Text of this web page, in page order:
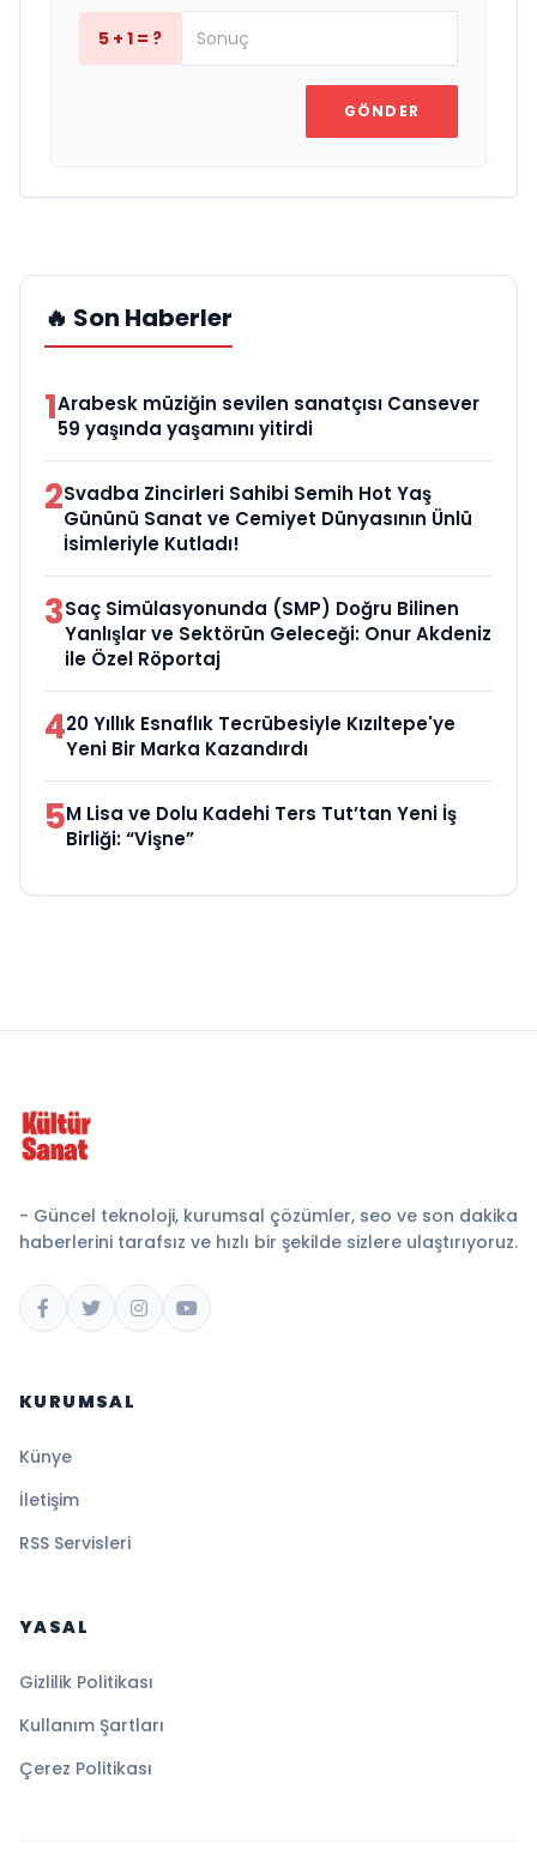
5 + 1 = ?
GÖNDER
🔥 Son Haberler
1Arabesk müziğin sevilen sanatçısı Cansever
59 yaşında yaşamını yitirdi
2Svadba Zincirleri Sahibi Semih Hot Yaş
Gününü Sanat ve Cemiyet Dünyasının Ünlü
İsimleriyle Kutladı!
3Saç Simülasyonunda (SMP) Doğru Bilinen
Yanlışlar ve Sektörün Geleceği: Onur Akdeniz
ile Özel Röportaj
420 Yıllık Esnaflık Tecrübesiyle Kızıltepe'ye
Yeni Bir Marka Kazandırdı
5M Lisa ve Dolu Kadehi Ters Tut’tan Yeni İş
Birliği: “Vişne”
- Güncel teknoloji, kurumsal çözümler, seo ve son dakika
haberlerini tarafsız ve hızlı bir şekilde sizlere ulaştırıyoruz.
KURUMSAL
Künye
İletişim
RSS Servisleri
YASAL
Gizlilik Politikası
Kullanım Şartları
Çerez Politikası